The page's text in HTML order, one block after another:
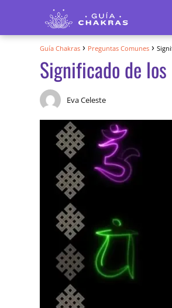
Guía Chakras Preguntas Comunes
Significado de
Eva Celeste